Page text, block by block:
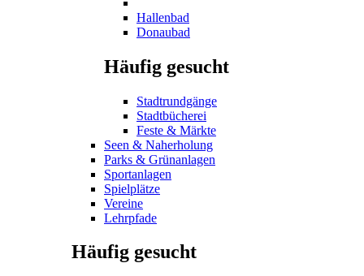
Hallenbad
Donaubad
Häufig gesucht
Stadtrundgänge
Stadtbücherei
Feste & Märkte
Seen & Naherholung
Parks & Grünanlagen
Sportanlagen
Spielplätze
Vereine
Lehrpfade
Häufig gesucht